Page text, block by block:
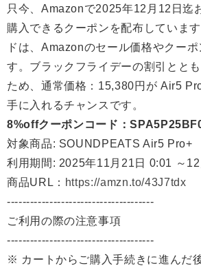
只今、Amazonで2025年12月12日迄
購入できるクーポンを配布していま
ドは、Amazonのセール価格やクー
す。ブラックフライデーの割引とと
ため、通常価格：15,380円が Air5
手に入れるチャンスです。
8%offクーポンコード：
対象商品: SOUNDPEATS Air5 Pro+
利用期間: 2025年11月21日 0:01 ～
商品URL： https://amzn.to/43J7tdx
--------------------------------------
ご利用の際の注意事項
--------------------------------------
※ カートからご購入手続きに進んだ